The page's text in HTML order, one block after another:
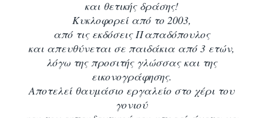
και θετικής δράσης!
Κυκλοφορεί από το 2003,
από τις εκδόσεις Παπαδόπουλος
και απευθύνεται σε παιδάκια από 3 ετών,
λόγω της προσιτής γλώσσας και της
εικονογράφησης.
Αποτελεί θαυμάσιο εργαλείο στο χέρι του
γονιού